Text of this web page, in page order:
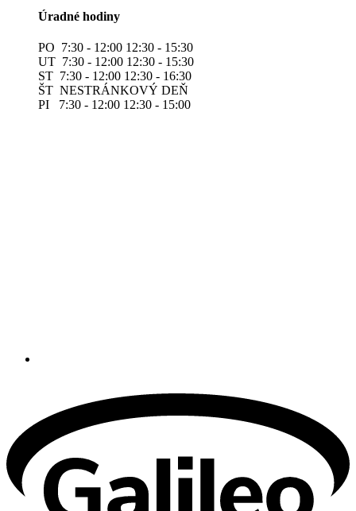
Úradné hodiny
PO 7:30 - 12:00 12:30 - 15:30
UT 7:30 - 12:00 12:30 - 15:30
ST 7:30 - 12:00 12:30 - 16:30
ŠT NESTRÁNKOVÝ DEŇ
PI 7:30 - 12:00 12:30 - 15:00